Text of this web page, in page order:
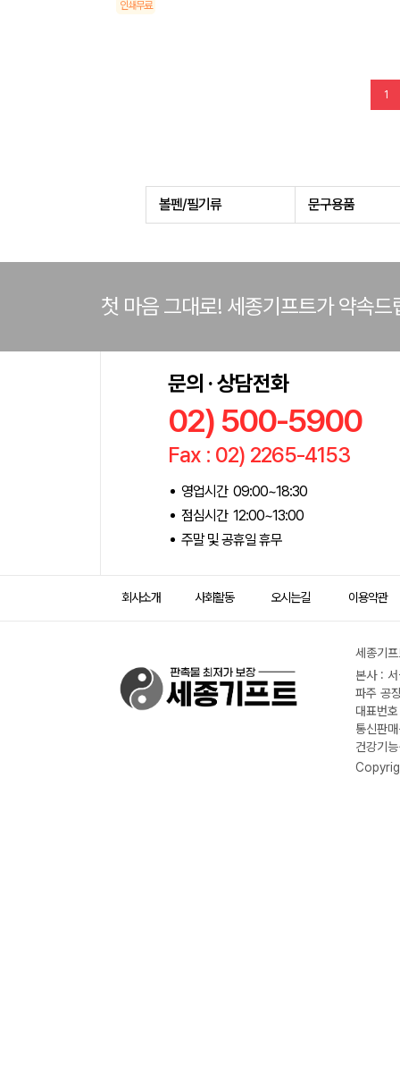
인쇄무료
1
볼펜/필기류 문구용품
첫 마음 그대로! 세종기프트가 약속드
문의 · 상담전화
02) 500-5900
Fax : 02) 2265-4153
영업시간 09:00~18:30
점심시간 12:00~13:00
주말 및 공휴일 휴무
회사소개 사회활동 오시는길 이용약관
세종기
본사 :
파주 공
대표번
통신판
건강기